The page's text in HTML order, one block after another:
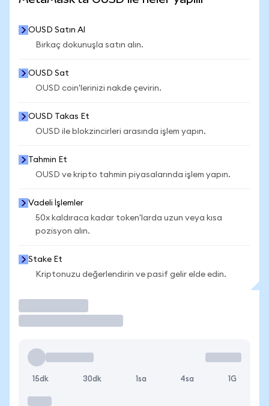
OUSD Satın Al
Birkaç dokunuşla satın alın.
OUSD Sat
OUSD coin'lerinizi nakde çevirin.
OUSD Takas Et
OUSD ile blokzincirleri arasında işlem yapın.
Tahmin Et
OUSD ve kripto tahmin piyasalarında işlem yapın.
Vadeli İşlemler
50x kaldıraca kadar token'larda uzun veya kısa
pozisyon alın.
Stake Et
Kriptonuzu değerlendirin ve pasif gelir elde edin.
15dk 30dk 1sa 4sa 1G